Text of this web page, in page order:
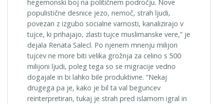
hegemonski boj na političnem področju. Nove
populistične desnice jezo, nemoč, strah ljudi,
povezan z izgubo socialne varnosti, kanalizirajo v
tujce, ki prihajajo, zlasti tujce muslimanske vere,” je
dejala Renata Salecl. Po njenem mnenju milijon
tujcev ne more biti velika grožnja za celino s 500
milijoni ljudi, poleg tega so se migracije vedno
dogajale in bi lahko bile produktivne. “Nekaj
drugega pa je, kako je bil ta val beguncev
reinterpretiran, tukaj je strah pred islamom igral in